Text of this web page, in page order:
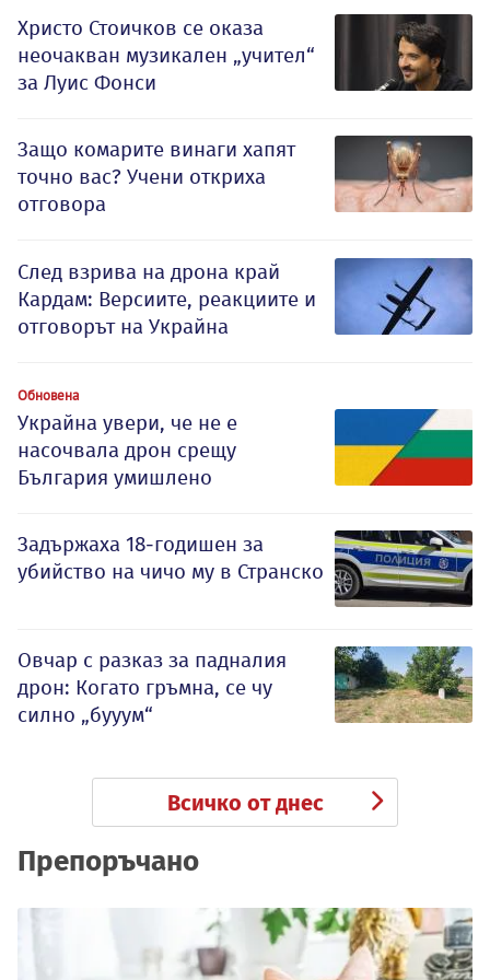
Христо Стоичков се оказа
неочакван музикален „учител“
за Луис Фонси
Защо комарите винаги хапят
точно вас? Учени откриха
отговора
След взрива на дрона край
Кардам: Версиите, реакциите и
отговорът на Украйна
Обновена
Украйна увери, че не е
насочвала дрон срещу
България умишлено
Задържаха 18-годишен за
убийство на чичо му в Странско
Овчар с разказ за падналия
дрон: Когато гръмна, се чу
силно „бууум“
Всичко от днес
Препоръчано